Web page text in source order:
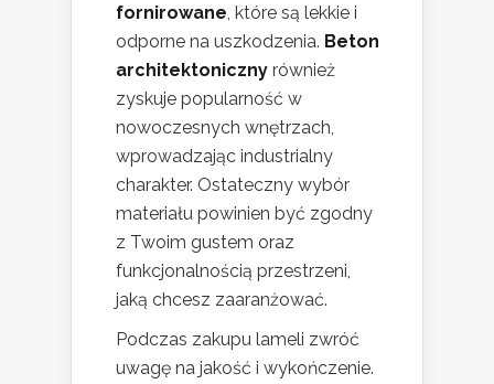
fornirowane, które są lekkie i
odporne na uszkodzenia. Beton
architektoniczny również
zyskuje popularność w
nowoczesnych wnętrzach,
wprowadzając industrialny
charakter. Ostateczny wybór
materiału powinien być zgodny
z Twoim gustem oraz
funkcjonalnością przestrzeni,
jaką chcesz zaaranżować.
Podczas zakupu lameli zwróć
uwagę na jakość i wykończenie.